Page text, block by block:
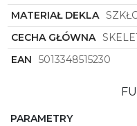
MATERIAŁ DEKLA
CECHA GŁÓWNA
EAN
5013348515230
PARAMETRY